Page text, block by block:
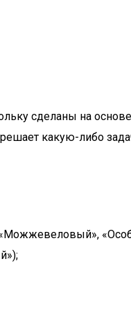
сделаны на
какую-либо